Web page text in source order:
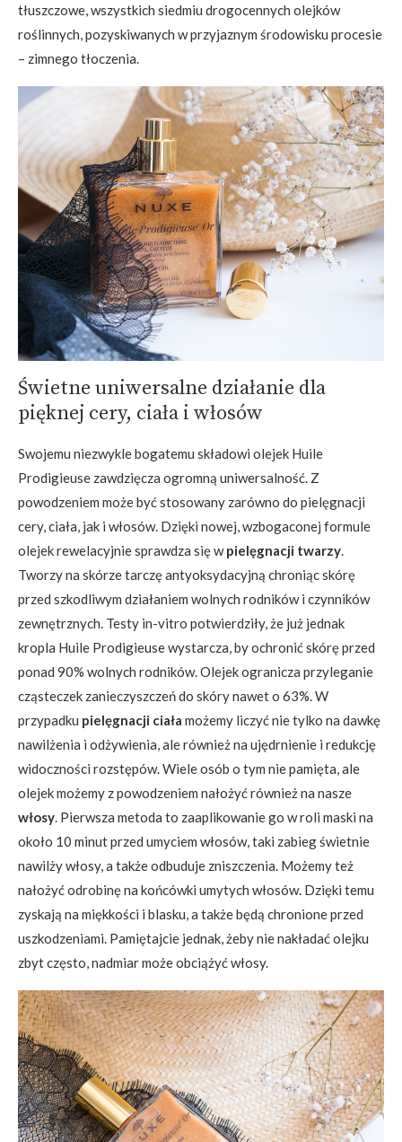
tłuszczowe, wszystkich siedmiu drogocennych olejków
roślinnych, pozyskiwanych w przyjaznym środowisku procesie
– zimnego tłoczenia.
Świetne uniwersalne działanie dla
pięknej cery, ciała i włosów
Swojemu niezwykle bogatemu składowi olejek Huile
Prodigieuse zawdzięcza ogromną uniwersalność. Z
powodzeniem może być stosowany zarówno do pielęgnacji
cery, ciała, jak i włosów. Dzięki nowej, wzbogaconej formule
olejek rewelacyjnie sprawdza się wpielęgnacji twarzy.
Tworzy na skórze tarczę antyoksydacyjną chroniąc skórę
przed szkodliwym działaniem wolnych rodników i czynników
zewnętrznych. Testy in-vitro potwierdziły, że już jednak
kropla Huile Prodigieuse wystarcza, by ochronić skórę przed
ponad 90% wolnych rodników. Olejek ogranicza przyleganie
cząsteczek zanieczyszczeń do skóry nawet o 63%. W
przypadku pielęgnacji ciała możemy liczyć nie tylko na dawkę
nawilżenia i odżywienia, ale również na ujędrnienie i redukcję
widoczności rozstępów. Wiele osób o tym nie pamięta, ale
olejek możemy z powodzeniem nałożyć również na nasze
włosy. Pierwsza metoda to zaaplikowanie go w roli maski na
około 10 minut przed umyciem włosów, taki zabieg świetnie
nawilży włosy, a także odbuduje zniszczenia. Możemy też
nałożyć odrobinę na końcówki umytych włosów. Dzięki temu
zyskają na miękkości i blasku, a także będą chronione przed
uszkodzeniami. Pamiętajcie jednak, żeby nie nakładać olejku
zbyt często, nadmiar może obciążyć włosy.